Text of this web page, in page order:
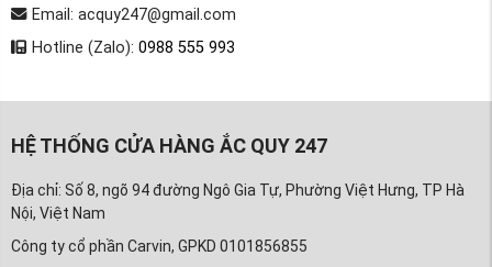
Email: acquy247@gmail.com
Hotline (Zalo): 0988 555 993
HỆ THỐNG CỬA HÀNG ẮC QUY 247
Địa chỉ: Số 8, ngõ 94 đường Ngô Gia Tự, Phường Việt Hưng, TP Hà
Nội, Việt Nam
Công ty cổ phần Carvin, GPKD 0101856855